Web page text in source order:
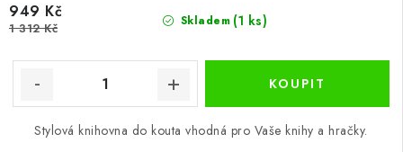
Skladem (1 ks)
949 Kč
1 312 Kč
Stylová knihovna do kouta vhodná pro Vaše knihy a hračky.